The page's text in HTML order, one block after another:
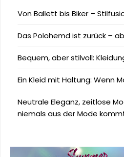
Von Ballett bis Biker –
Das Polohemd ist zurück –
Bequem, aber stilvoll:
Ein Kleid mit Haltung: Wenn
Neutrale Eleganz, zeitlose
niemals aus der Mode